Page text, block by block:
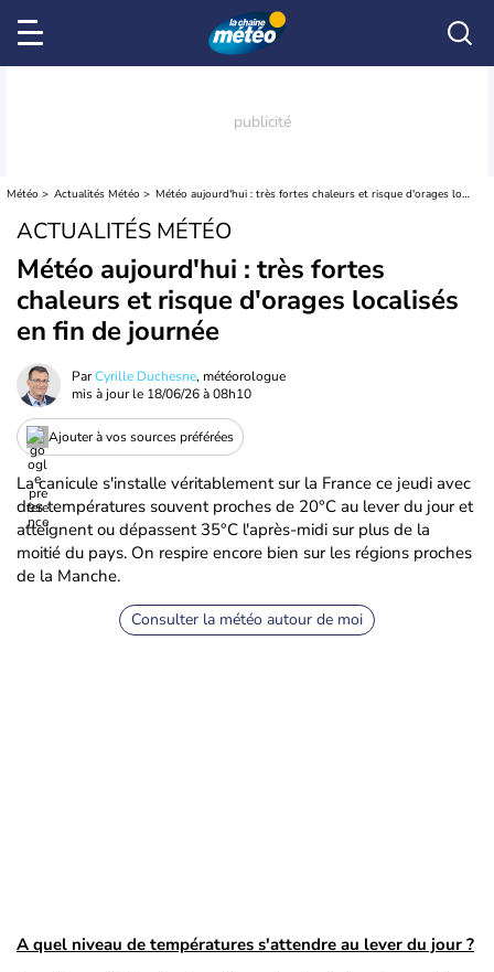
Météo Actualités Météo Météo aujourd'hui : très fortes chaleurs et risque d'orages localisés en fin de journée
ACTUALITÉS MÉTÉO
Météo aujourd'hui : très fortes
chaleurs et risque d'orages localisés
en fin de journée
ParCyrille Duchesne, météorologue
mis à jour le 18/06/26 à 08h10
Ajouter à vos sources préférées
La canicule s'installe véritablement sur la France ce jeudi avec
des températures souvent proches de 20°C au lever du jour et
atteignent ou dépassent 35°C l'après-midi sur plus de la
moitié du pays. On respire encore bien sur les régions proches
de la Manche.
Consulter la météo autour de moi
A quel niveau de températures s'attendre au lever du jour ?